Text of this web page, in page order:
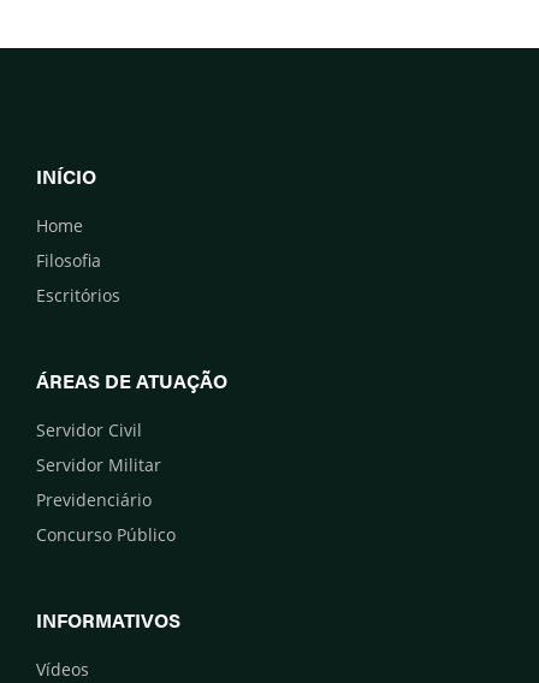
INÍCIO
Home
Filosofia
Escritórios
ÁREAS DE ATUAÇÃO
Servidor Civil
Servidor Militar
Previdenciário
Concurso Público
INFORMATIVOS
Vídeos